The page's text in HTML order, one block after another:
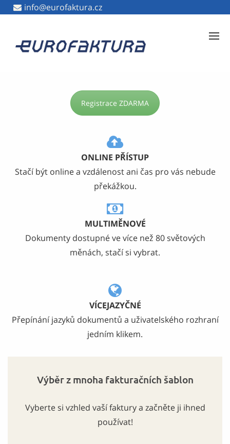
info@eurofaktura.cz
info@eurofaktura.cz
Registrace ZDARMA
ONLINE PŘÍSTUP
Stačí být online a vzdálenost ani čas pro vás nebude
překážkou.
MULTIMĚNOVÉ
Dokumenty dostupné ve více než 80 světových
měnách, stačí si vybrat.
VÍCEJAZYČNÉ
Přepínání jazyků dokumentů a uživatelského rozhraní
jedním klikem.
Výběr z mnoha fakturačních šablon
Vyberte si vzhled vaší faktury a začněte ji ihned
používat!